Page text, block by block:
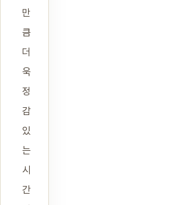
만
큼
더
욱
정
감
있
는
시
간